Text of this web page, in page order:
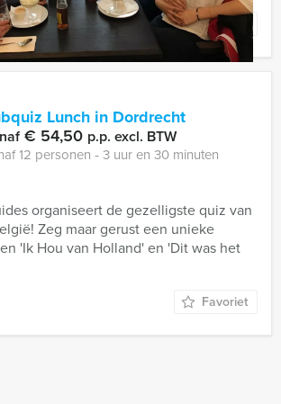
Favoriet
Lunch in Dordrecht
€ 54,50 p.p. excl. BTW
12 personen ‐ 3 uur en 30 minuten
organiseert de gezelligste quiz van
Zeg maar gerust een unieke
'Ik Hou van Holland' en 'Dit was het
Favoriet